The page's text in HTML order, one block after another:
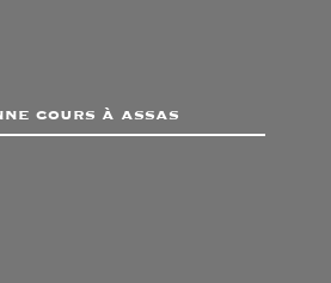
cours à assas